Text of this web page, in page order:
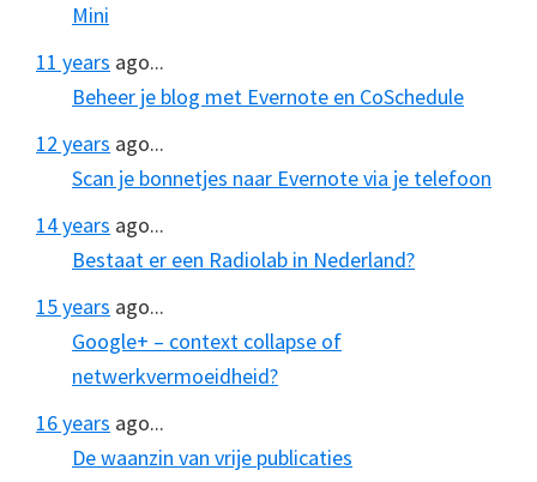
Mini
11 years ago...
Beheer je blog met Evernote en CoSchedule
12 years ago...
Scan je bonnetjes naar Evernote via je telefoon
14 years ago...
Bestaat er een Radiolab in Nederland?
15 years ago...
Google+ – context collapse of
netwerkvermoeidheid?
16 years ago...
De waanzin van vrije publicaties